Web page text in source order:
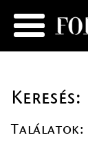
Keresés:
Találatok: